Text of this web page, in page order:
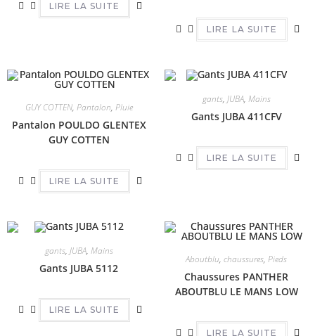
LIRE LA SUITE
LIRE LA SUITE
GUY COTTEN, Pantalon, Pluie
Pantalon POULDO GLENTEX
GUY COTTEN
LIRE LA SUITE
gants, JUBA, Mains
Gants JUBA 411CFV
LIRE LA SUITE
gants, JUBA, Mains
Gants JUBA 5112
LIRE LA SUITE
Aboutblu, chaussures, Pieds
Chaussures PANTHER
ABOUTBLU LE MANS LOW
LIRE LA SUITE